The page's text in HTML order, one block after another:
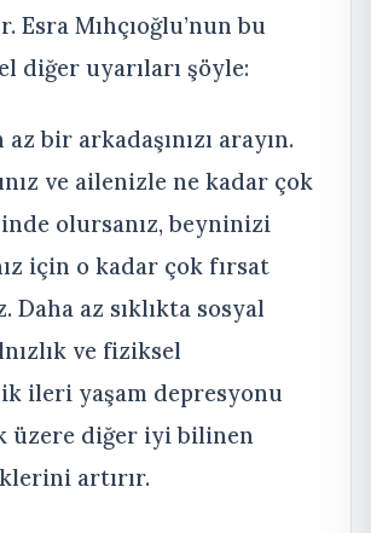
Esra Mıhçıoğlu’nun bu
diğer uyarıları şöyle:
bir arkadaşınızı arayın.
ve ailenizle ne kadar çok
olursanız, beyninizi
için o kadar çok fırsat
Daha az sıklıkta sosyal
ve fiziksel
ileri yaşam depresyonu
üzere diğer iyi bilinen
artırır.